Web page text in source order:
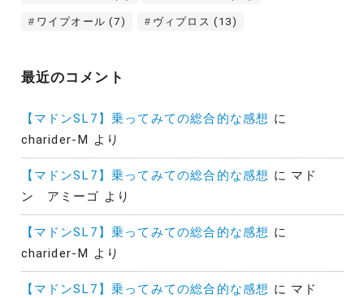
ワイプオール (7) ヴィプロス (13)
最近のコメント
【マドンSL7】乗ってみての総合的な感想 に
charider-M
より
【マドンSL7】乗ってみての総合的な感想 に マド
ン アミーゴ より
【マドンSL7】乗ってみての総合的な感想 に
charider-M
より
【マドンSL7】乗ってみての総合的な感想 に マド